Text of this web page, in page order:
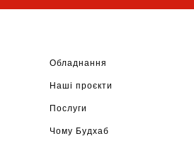
Обладнання
Наші проєкти
Послуги
Чому Будхаб